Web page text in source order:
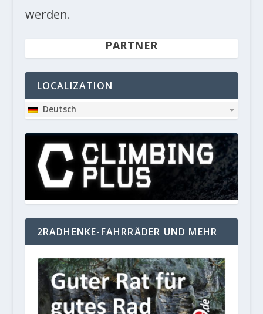
werden.
PARTNER
LOCALIZATION
Deutsch
2RADHENKE-FAHRRÄDER UND MEHR